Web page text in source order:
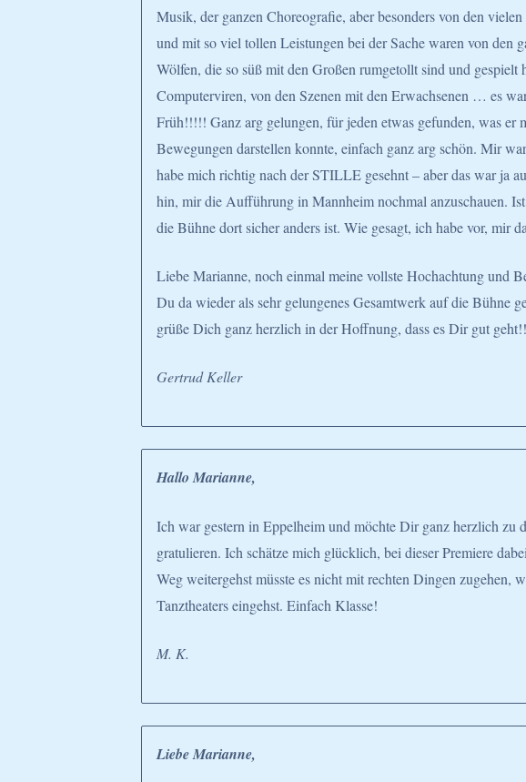
Musik, der ganzen Choreografie, aber besonders von den
und mit so viel tollen Leistungen bei der Sache waren von den
Wölfen, die so süß mit den Großen rumgetollt sind und gespielt
Computerviren, von den Szenen mit den Erwachsenen … es
Früh!!!!! Ganz arg gelungen, für jeden etwas gefunden, was er
Bewegungen darstellen konnte, einfach ganz arg schön. Mir
habe mich richtig nach der STILLE gesehnt – aber das war ja
hin, mir die Aufführung in Mannheim nochmal anzuschauen.
die Bühne dort sicher anders ist. Wie gesagt, ich habe vor, mir
Liebe Marianne, noch einmal meine vollste Hochachtung und
Du da wieder als sehr gelungenes Gesamtwerk auf die Bühne
grüße Dich ganz herzlich in der Hoffnung, dass es Dir gut
Gertrud Keller
Hallo Marianne,
Ich war gestern in Eppelheim und möchte Dir ganz herzlich zu
gratulieren. Ich schätze mich glücklich, bei dieser Premiere
Weg weitergehst müsste es nicht mit rechten Dingen zugehen,
Tanztheaters eingehst. Einfach Klasse!
M. K.
Liebe Marianne,